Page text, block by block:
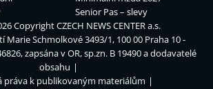
Senior Pas – slevy
CopyrightCZECH NEWS CENTER a.s.
Marie Schmolkové 3493/1, 100 00 Praha 10 -
zapsána v OR, sp.zn. B 19490 a dodavatelé
obsahu
práva k publikovaným materiálům